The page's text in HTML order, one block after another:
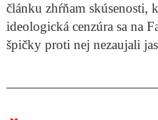
článku zhŕňam skúsenosti,
ideologická cenzúra sa na
špičky proti nej nezaujali